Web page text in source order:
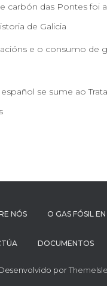
carbón das Pontes foi
de Galicia
e o consumo de
se sume ao
NÓS O GAS FÓSIL
DOCUMENTOS
porThemeIsle